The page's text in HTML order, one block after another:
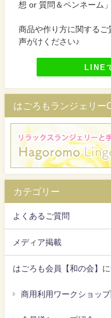
想 or 質問＆ペンネーム
商品や作り方に関する
声がけください♪
LINE
はごろもランジェリー
カテゴリー
よくあるご質問
メディア掲載
はごろも会員【和の会】
商用利用ワークショッ